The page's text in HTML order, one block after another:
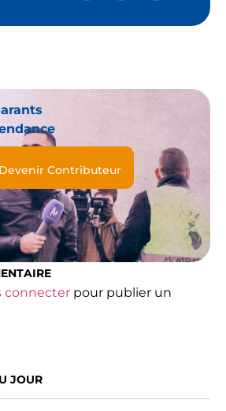
Devenir Contributeur
connecter pour publier un
JOUR